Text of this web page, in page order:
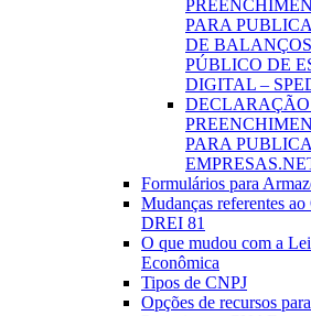
PARA
DE
PÚBLICO DE
DIGITAL –
PARA
Formulários para
Mudanças referentes
DREI 81
O que mudou com a
Econômica
Tipos de CNPJ
Opções de recursos